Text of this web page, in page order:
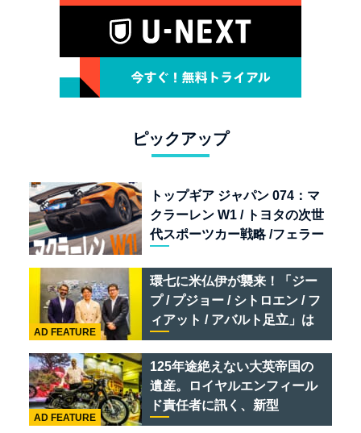
ピックアップ
トップギア ジャパン 074：マ
クラーレン W1 / トヨタの次世
代スポーツカー戦略 /フェラー
リオ /ベントレー スーパース
ポーツ
環七に米仏伊が襲来！「ジー
プ / プジョー / シトロエン / フ
ィアット / アバルト足立」は
クルマのセレクトショップで
ある
AD FEATURE
125年途絶えない大英帝国の
遺産。ロイヤルエンフィール
ド責任者に訊く、新型
「BULLET 650」と“時間の
AD FEATURE